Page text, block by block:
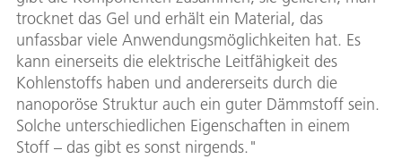
trocknet das Gel und erhält ein Material, das
unfassbar viele Anwendungsmöglichkeiten hat. Es
kann einerseits die elektrische Leitfähigkeit des
Kohlenstoffs haben und andererseits durch die
nanoporöse Struktur auch ein guter Dämmstoff sein.
Solche unterschiedlichen Eigenschaften in einem
Stoff – das gibt es sonst nirgends."